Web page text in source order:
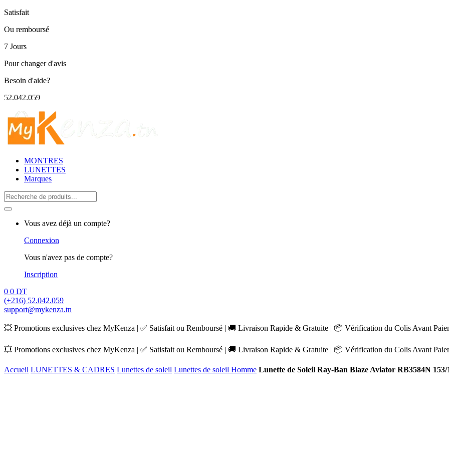
Satisfait
Ou remboursé
7 Jours
Pour changer d'avis
Besoin d'aide?
52.042.059
MONTRES
LUNETTES
Marques
Search
for:
Vous avez déjà un compte?
Connexion
Vous n'avez pas de compte?
Inscription
0 0 DT
(+216) 52.042.059
support@mykenza.tn
💥 Promotions exclusives chez MyKenza | ✅ Satisfait ou Remboursé | 🚚 Livraison Rapide & Gratuite | 📦 Vérification du Colis Avant
💥 Promotions exclusives chez MyKenza | ✅ Satisfait ou Remboursé | 🚚 Livraison Rapide & Gratuite | 📦 Vérification du Colis Avant
Accueil LUNETTES & CADRES Lunettes de soleil Lunettes de soleil Homme Lunette de Soleil Ray-Ban Blaze Aviator RB3584N 153/